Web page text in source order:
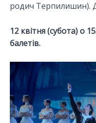
родич Терпилишин).
12 квітня (субота) о
балетів.